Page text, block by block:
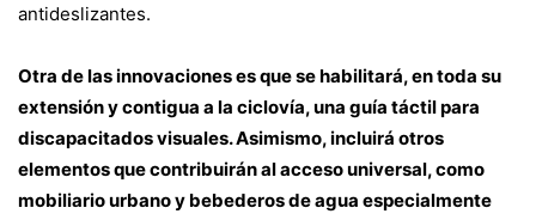
antideslizantes.
Otra de las innovaciones es que se habilitará, en toda su
extensión y contigua a la ciclovía, una guía táctil para
discapacitados visuales. Asimismo, incluirá otros
elementos que contribuirán al acceso universal, como
mobiliario urbano y bebederos de agua especialmente